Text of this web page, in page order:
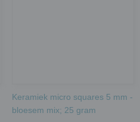
Keramiek micro squares 5 mm -
bloesem mix; 25 gram